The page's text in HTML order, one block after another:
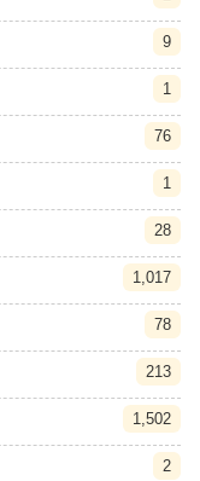
9
1
76
1
28
1,017
78
213
1,502
2